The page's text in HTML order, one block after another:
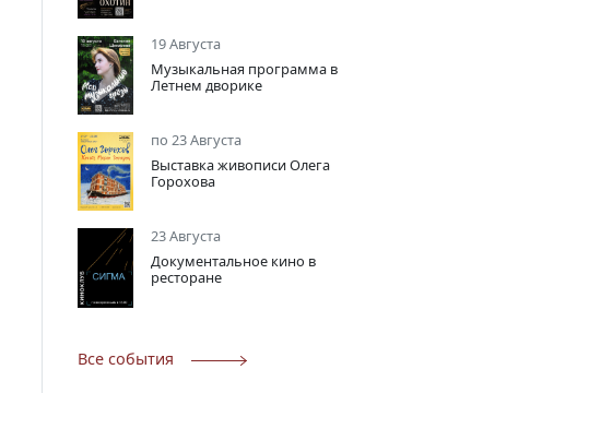
19 Августа
Музыкальная программа в
Летнем дворике
по 23 Августа
Выставка живописи Олега
Горохова
23 Августа
Документальное кино в
ресторане
Все события